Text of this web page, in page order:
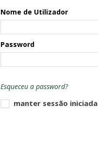
Nome de Utilizador
Password
Esqueceu a password?
manter sessão iniciada